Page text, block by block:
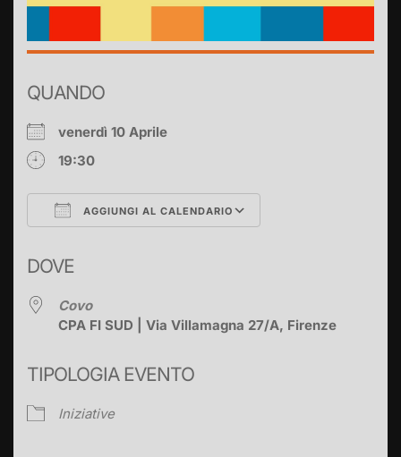
QUANDO
venerdì 10 Aprile
19:30
AGGIUNGI AL CALENDARIO
DOVE
Covo
CPA FI SUD | Via Villamagna 27/A, Firenze
TIPOLOGIA EVENTO
Iniziative